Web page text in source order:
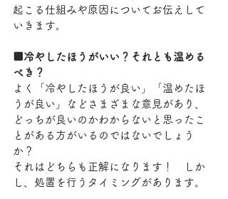
起こる仕組みや原因についてお伝えして
いきます。
■冷やしたほうがいい？それとも温める
べき？
よく「冷やしたほうが良い」「温めたほ
うが良い」などさまざまな意見があり、
どっちが良いのかわからないと思ったこ
とがある方がいるのではないでしょう
か？
それはどちらも正解になります！　しか
し、処置を行うタイミングがあります。